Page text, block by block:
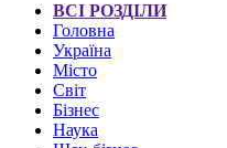
ВСІ РОЗДІЛИ
Головна
Україна
Місто
Світ
Бізнес
Наука